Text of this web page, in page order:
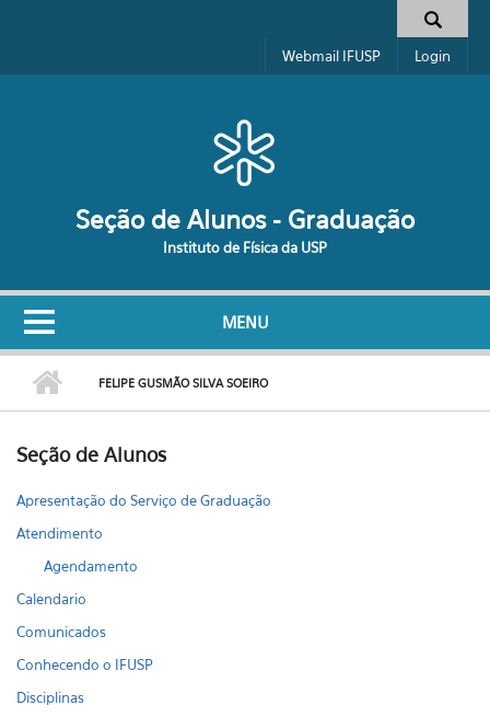
Formulário de busca
Webmail IFUSP Login
Seção de Alunos - Graduação
Instituto de Física da USP
MENU
FELIPE GUSMÃO SILVA SOEIRO
Seção de Alunos
Apresentação do Serviço de Graduação
Atendimento
Agendamento
Calendario
Comunicados
Conhecendo o IFUSP
Disciplinas